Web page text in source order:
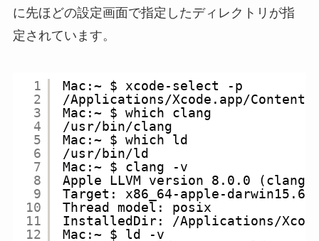
に先ほどの設定画面で指定したディレクトリが指
定されています。
1
2
3
4
5
6
7
8
9
10
11
12
Mac:~ $ xcode-select -p
/Applications/Xcode.app/
Mac:~ $ which clang
/usr/bin/clang
Mac:~ $ which ld
/usr/bin/ld
Mac:~ $ clang -v
Apple LLVM version 8.0.0 (clang-
Target: x86_64-apple-
Thread model: posix
InstalledDir: /Applications/
Mac:~ $ ld -v